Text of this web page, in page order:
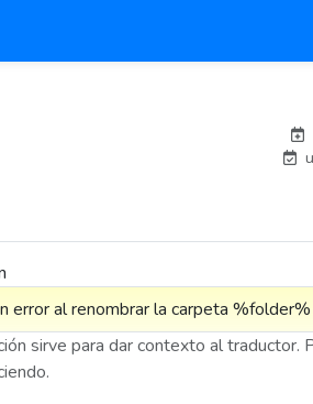
sirve para dar contexto al traductor.